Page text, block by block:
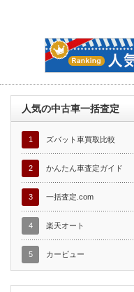
人気の中古車一括査定
1 ズバット車買取比較
2 かんたん車査定ガイド
3 一括査定.com
4 楽天オート
5 カービュー